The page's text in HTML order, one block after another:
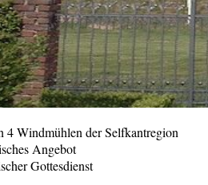
4 Windmühlen der Selfkantregion
Angebot
Gottesdienst